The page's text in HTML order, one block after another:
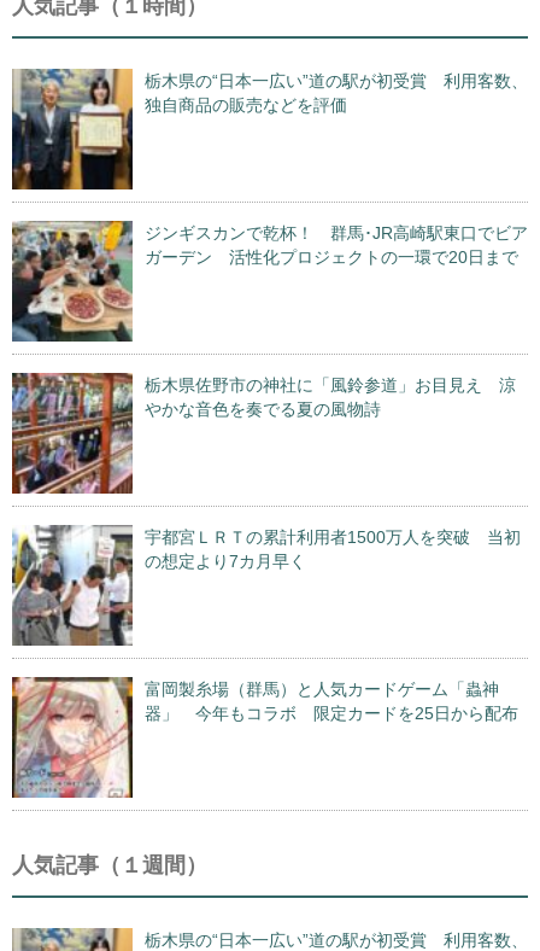
人気記事（１時間）
栃木県の“日本一広い”道の駅が初受賞 利用客数、
独自商品の販売などを評価
ジンギスカンで乾杯！ 群馬･JR高崎駅東口でビア
ガーデン 活性化プロジェクトの一環で20日まで
栃木県佐野市の神社に「風鈴参道」お目見え 涼
やかな音色を奏でる夏の風物詩
宇都宮ＬＲＴの累計利用者1500万人を突破 当初
の想定より7カ月早く
富岡製糸場（群馬）と人気カードゲーム「蟲神
器」 今年もコラボ 限定カードを25日から配布
人気記事（１週間）
栃木県の“日本一広い”道の駅が初受賞 利用客数、